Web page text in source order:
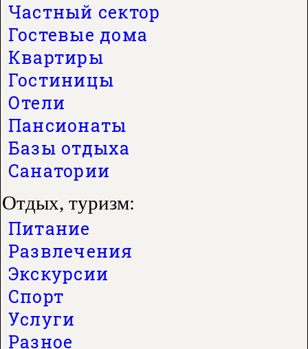
Частный сектор
Гостевые дома
Квартиры
Гостиницы
Отели
Пансионаты
Базы отдыха
Санатории
Отдых, туризм:
Питание
Развлечения
Экскурсии
Спорт
Услуги
Разное